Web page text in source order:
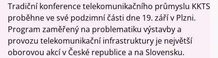
Tradiční konference telekomunikačního průmyslu KKTS
proběhne ve své podzimní části dne 19. září v Plzni.
Program zaměřený na problematiku výstavby a
provozu telekomunikační infrastruktury je největší
oborovou akcí v České republice a na Slovensku.